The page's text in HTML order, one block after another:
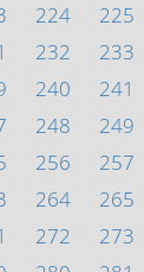
224 225
232 233
240 241
248 249
256 257
264 265
272 273